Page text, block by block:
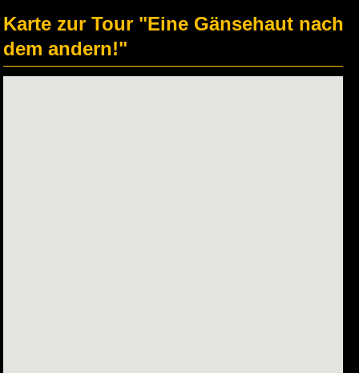
Karte zur Tour "Eine Gänsehaut nach
dem andern!"